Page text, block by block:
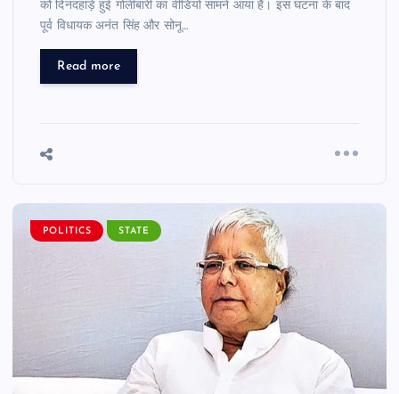
को दिनदहाड़े हुई गोलीबारी का वीडियो सामने आया है। इस घटना के बाद
पूर्व विधायक अनंत सिंह और सोनू…
Read more
POLITICS STATE